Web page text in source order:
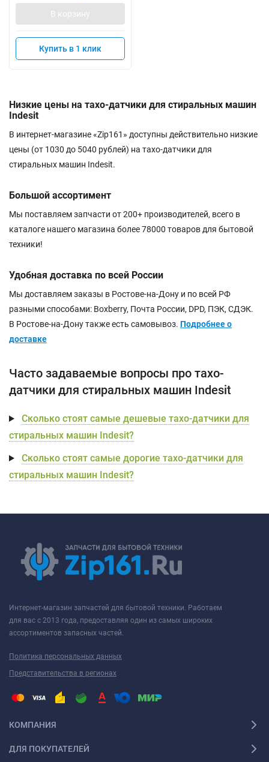
В корзину
Купить в 1 клик
Низкие цены на тахо-датчики для стиральных машин
Indesit
В интернет-магазине «Zip161» доступны действительно низкие
цены (от 1030 до 5040 рублей) на тахо-датчики для
стиральных машин Indesit.
Большой ассортимент
Мы поставляем запчасти от 200+ производителей, всего в
каталоге нашего магазина более 78000 товаров для бытовой
техники!
Удобная доставка по всей России
Мы доставляем заказы в Ростове-на-Дону и по всей РФ
разными способами: Boxberry, Почта России, DPD, ПЭК, СДЭК.
В Ростове-на-Дону также есть самовывоз. Подробнее о
доставке
Часто задаваемые вопросы про тахо-
датчики для стиральных машин Indesit
Сколько стоят самые дешевые тахо-датчики для
стиральных машин Indesit?
Сколько стоят самые дорогие тахо-датчики для
стиральных машин Indesit?
Интернет-магазин запчастей для бытовой техники. Работаем
для вас с 2013 года, предоставляя один из самых широких
ассортиментов запасных частей.
Политика персональных данных
Представительства в регионах
КОМПАНИЯ
ДЛЯ ПОКУПАТЕЛЕЙ